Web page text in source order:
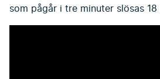
som pågår i tre minuter slösas